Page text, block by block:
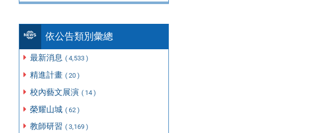
依公告類別彙總
最新消息 ( 4,533 )
精進計畫 ( 20 )
校內藝文展演 ( 14 )
榮耀山城 ( 62 )
教師研習 ( 3,169 )